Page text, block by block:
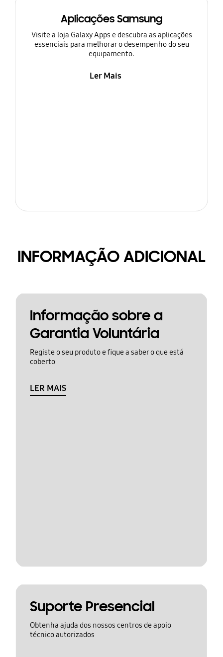
Aplicações Samsung
Visite a loja Galaxy Apps e descubra as aplicações
essenciais para melhorar o desempenho do seu
equipamento.
Ler Mais
INFORMAÇÃO ADICIONAL
Informação sobre a
Garantia Voluntária
Registe o seu produto e fique a saber o que está
coberto
LER MAIS
Suporte Presencial
Obtenha ajuda dos nossos centros de apoio
técnico autorizados